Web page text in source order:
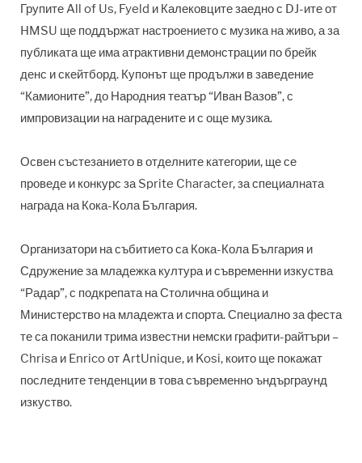
Групите All of Us, Fyeld и Калековците заедно с DJ-ите от
HMSU ще поддържат настроението с музика на живо, а за
публиката ще има атрактивни демонстрации по брейк
денс и скейтборд. Купонът ще продължи в заведение
“Камионите”, до Народния театър “Иван Вазов”, с
импровизации на наградените и с още музика.
Освен състезанието в отделните категории, ще се
проведе и конкурс за Sprite Character, за специалната
награда на Кока-Кола България.
Организатори на събитието са Кока-Кола България и
Сдружение за младежка култура и съвременни изкуства
“Радар”, с подкрепата на Столична община и
Министерство на младежта и спорта. Специално за феста
те са поканили трима известни немски графити-райтъри –
Chrisa и Enrico от ArtUnique, и Kosi, които ще покажат
последните тенденции в това съвременно ъндърграунд
изкуство.